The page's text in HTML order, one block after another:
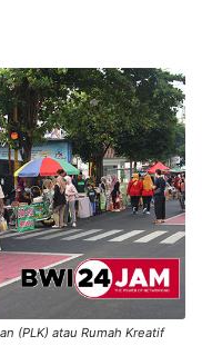
(PLK) atau Rumah Kreatif